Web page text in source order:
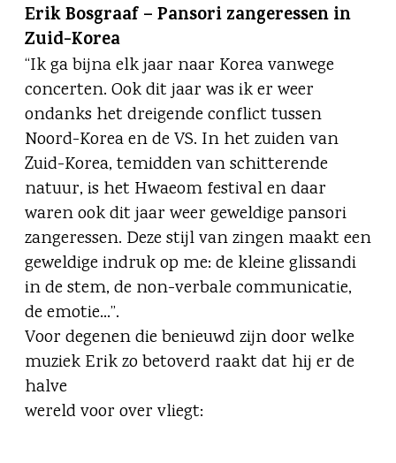
Erik Bosgraaf – Pansori zangeressen in
Zuid-Korea
“Ik ga bijna elk jaar naar Korea vanwege
concerten. Ook dit jaar was ik er weer
ondanks het dreigende conflict tussen
Noord-Korea en de VS. In het zuiden van
Zuid-Korea, temidden van schitterende
natuur, is het Hwaeom festival en daar
waren ook dit jaar weer geweldige pansori
zangeressen. Deze stijl van zingen maakt een
geweldige indruk op me: de kleine glissandi
in de stem, de non-verbale communicatie,
de emotie…”.
Voor degenen die benieuwd zijn door welke
muziek Erik zo betoverd raakt dat hij er de
halve
wereld voor over vliegt: